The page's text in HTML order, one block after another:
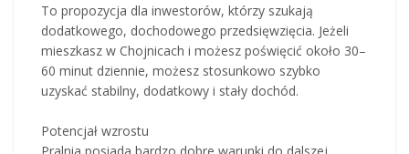
To propozycja dla inwestorów, którzy szukają
dodatkowego, dochodowego przedsięwzięcia. Jeżeli
mieszkasz w Chojnicach i możesz poświęcić około 30–
60 minut dziennie, możesz stosunkowo szybko
uzyskać stabilny, dodatkowy i stały dochód.
Potencjał wzrostu